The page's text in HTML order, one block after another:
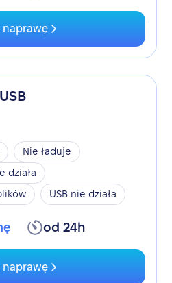
naprawę
Nie ładuje
działa
USB nie działa
od 24h
naprawę